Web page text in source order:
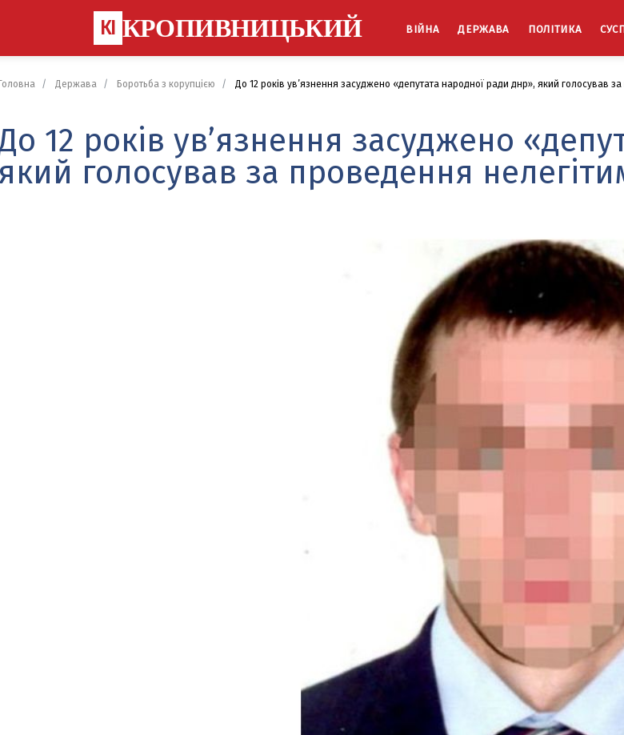
КІ КРОПИВНИЦЬКИЙ ВІЙНА ДЕРЖАВА ПОЛІТИКА
Держава Боротьба з корупцією До 12 років ув’язнення засуджено «депутата народної ради днр», який голосував
12 років ув’язнення засуджено
голосував за проведення